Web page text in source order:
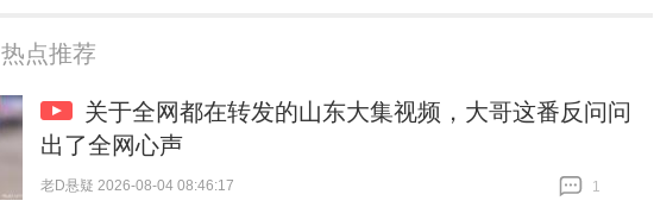
热点推荐
关于全网都在转发的山东大集视频，大哥这番反问问
出了全网心声
老D悬疑 2026-08-04 08:46:17
1